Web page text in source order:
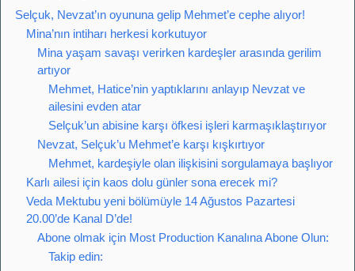
Selçuk, Nevzat’ın oyununa gelip Mehmet’e cephe alıyor!
Mina’nın intiharı herkesi korkutuyor
Mina yaşam savaşı verirken kardeşler arasında gerilim
artıyor
Mehmet, Hatice’nin yaptıklarını anlayıp Nevzat ve
ailesini evden atar
Selçuk’un abisine karşı öfkesi işleri karmaşıklaştırıyor
Nevzat, Selçuk’u Mehmet’e karşı kışkırtıyor
Mehmet, kardeşiyle olan ilişkisini sorgulamaya başlıyor
Karlı ailesi için kaos dolu günler sona erecek mi?
Veda Mektubu yeni bölümüyle 14 Ağustos Pazartesi
20.00’de Kanal D’de!
Abone olmak için Most Production Kanalına Abone Olun:
Takip edin: